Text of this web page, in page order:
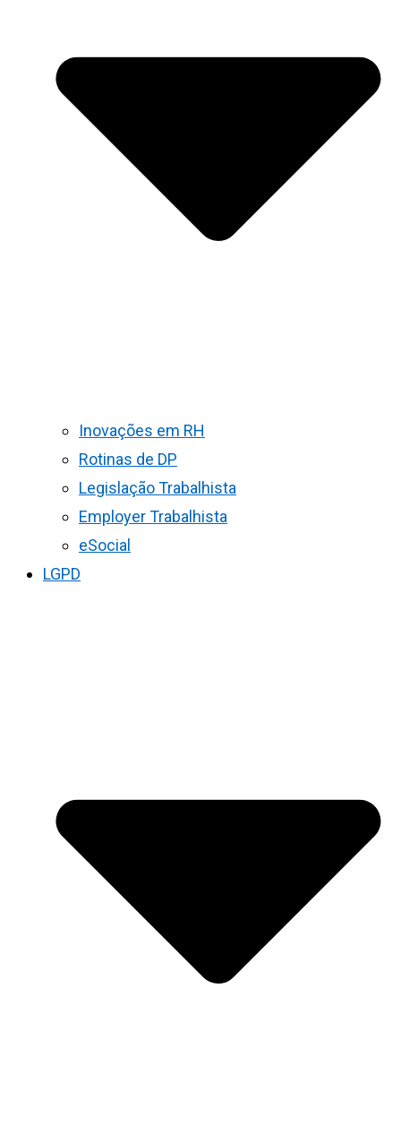
Inovações em RH
Rotinas de DP
Legislação Trabalhista
Employer Trabalhista
eSocial
LGPD